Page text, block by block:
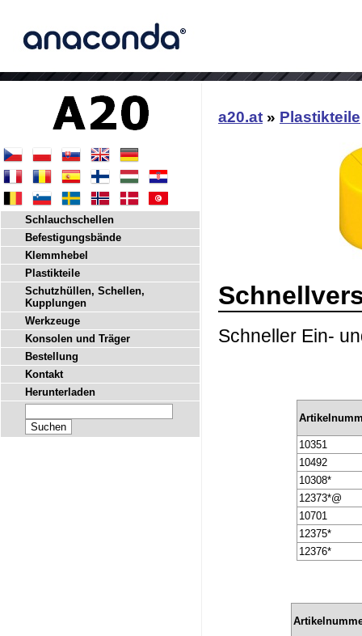
a20.at » Plastikteile
Schneller Ein-
10351
10492
10308*
12373*@
10701
12375*
12376*
Schlauchschellen
Befestigungsbände
Klemmhebel
Plastikteile
Schutzhüllen, Schellen,
Kupplungen
Werkzeuge
Konsolen und Träger
Bestellung
Kontakt
Herunterladen